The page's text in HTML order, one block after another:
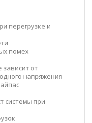
перегрузке и
помех
зависит от
напряжения
системы при